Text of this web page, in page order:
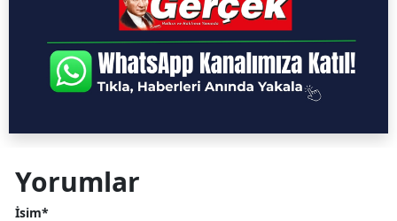
Yorumlar
İsim*